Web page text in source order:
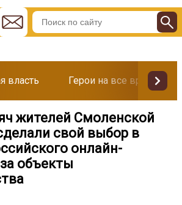
власть Герои на все времена
жителей Смоленской
свой выбор в
онлайн-
объекты